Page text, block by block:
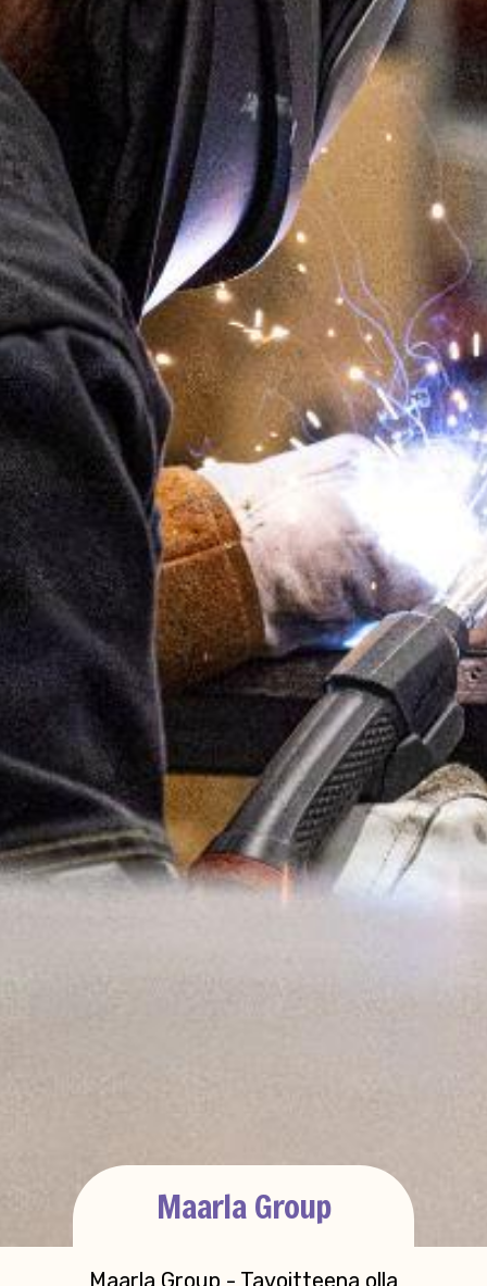
Maarla Group
Maarla Group - Tavoitteena olla